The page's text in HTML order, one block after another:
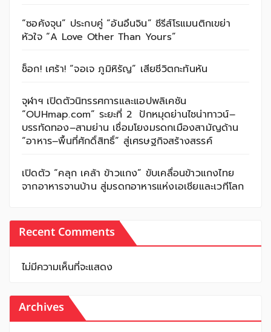
“ซอคังจุน” ประกบคู่ “อันอึนจิน” ซีรีส์โรแมนติกเขย่า
หัวใจ “A Love Other Than Yours”
ช็อก! เศร้า! “จอเจ ภูมิหิรัญ” เสียชีวิตกะทันหัน
จุฬาฯ เปิดตัวนิทรรศการและแอปพลิเคชัน
“OUHmap.com” ระยะที่ 2 ปักหมุดย่านไชน่าทาวน์–
บรรทัดทอง–สามย่าน เชื่อมโยงมรดกเมืองสามัญด้าน
“อาหาร–พื้นที่ศักดิ์สิทธิ์” สู่เศรษฐกิจสร้างสรรค์
เปิดตัว “คลุก เคล้า ข้าวแกง” ขับเคลื่อนข้าวแกงไทย
จากอาหารจานบ้าน สู่มรดกอาหารแห่งเอเชียและเวทีโลก
Recent Comments
ไม่มีความเห็นที่จะแสดง
Archives